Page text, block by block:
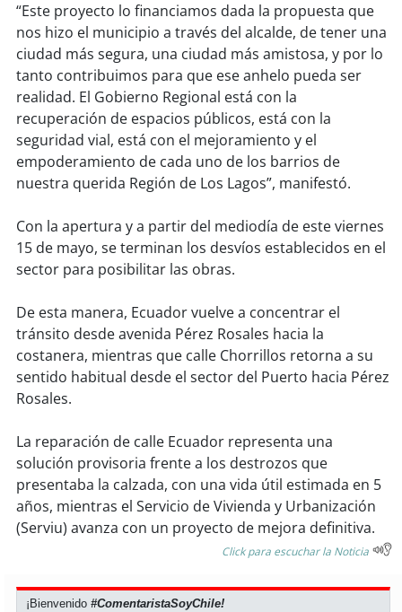
“Este proyecto lo financiamos dada la propuesta que
nos hizo el municipio a través del alcalde, de tener una
ciudad más segura, una ciudad más amistosa, y por lo
tanto contribuimos para que ese anhelo pueda ser
realidad. El Gobierno Regional está con la
recuperación de espacios públicos, está con la
seguridad vial, está con el mejoramiento y el
empoderamiento de cada uno de los barrios de
nuestra querida Región de Los Lagos”, manifestó.
Con la apertura y a partir del mediodía de este viernes
15 de mayo, se terminan los desvíos establecidos en el
sector para posibilitar las obras.
De esta manera, Ecuador vuelve a concentrar el
tránsito desde avenida Pérez Rosales hacia la
costanera, mientras que calle Chorrillos retorna a su
sentido habitual desde el sector del Puerto hacia Pérez
Rosales.
La reparación de calle Ecuador representa una
solución provisoria frente a los destrozos que
presentaba la calzada, con una vida útil estimada en 5
años, mientras el Servicio de Vivienda y Urbanización
(Serviu) avanza con un proyecto de mejora definitiva.
Click para escuchar la Noticia
¡Bienvenido#ComentaristaSoyChile!